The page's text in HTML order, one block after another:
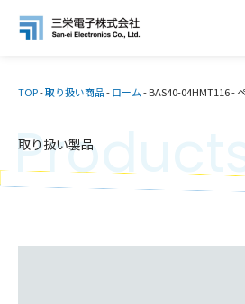
TOP-取り扱い商品-ローム-BAS40-04HMT116-
取り扱い製品
Products